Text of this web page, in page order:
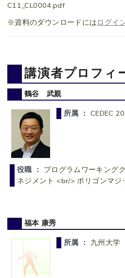
C11_CL0004.pdf
※資料のダウンロードには ログイ
講演者プロフィ
鶴谷 武親
所属 ： CEDEC
役職 ： プログラムワーキング
ネジメント <br/> ポリゴンマジ
福本 康秀
所属 ： 九州大学